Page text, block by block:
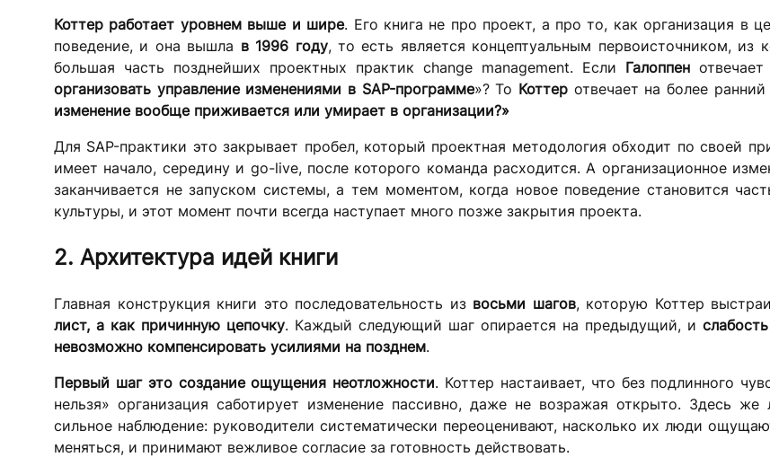
Коттер работает уровнем выше и шире. Его книга не про проект, а про то, как организация в
поведение, и она вышла в 1996 году, то есть является концептуальным первоисточником, из
большая часть позднейших проектных практик change management. Если Галоппен
организовать управление изменениями в SAP-программе»? То Коттер отвечает на более
изменение вообще приживается или умирает в организации?»
Для SAP-практики это закрывает пробел, который проектная методология обходит по своей
имеет начало, середину и go-live, после которого команда расходится. А организационное
заканчивается не запуском системы, а тем моментом, когда новое поведение становится
культуры, и этот момент почти всегда наступает много позже закрытия проекта.
2. Архитектура идей книги
Главная конструкция книги это последовательность из восьми шагов, которую Коттер
лист, а как причинную цепочку. Каждый следующий шаг опирается на предыдущий, и
невозможно компенсировать усилиями на позднем.
Первый шаг это создание ощущения неотложности. Коттер настаивает, что без подлинного
нельзя» организация саботирует изменение пассивно, даже не возражая открыто. Здесь
сильное наблюдение: руководители систематически переоценивают, насколько их люди
меняться, и принимают вежливое согласие за готовность действовать.